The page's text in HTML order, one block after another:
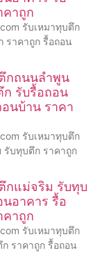
คาถูก
รับเหมาทุบตึก
ราคาถูก รื้อถอน
กถนนลำพูน
รับรื้อถอน
นบ้าน ราคา
รับเหมาทุบตึก
บทุบตึก ราคาถูก
กแม่จริม รับทุบ
อาคาร รื้อ
คาถูก
รับเหมาทุบตึก
ราคาถูก รื้อถอน